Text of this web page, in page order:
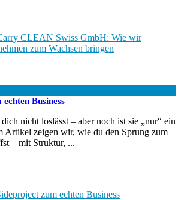
CLEAN Swiss GmbH: Wie wir
zum Wachsen bringen
Business
nicht loslässt – aber noch ist sie „nur“ ein
Artikel zeigen wir, wie du den Sprung zum
– mit Struktur, ...
zum echten Business